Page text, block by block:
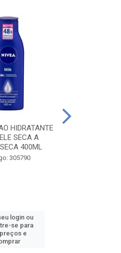
HIDRATANTE
SECA A
400ML
305790
login ou
se para
e